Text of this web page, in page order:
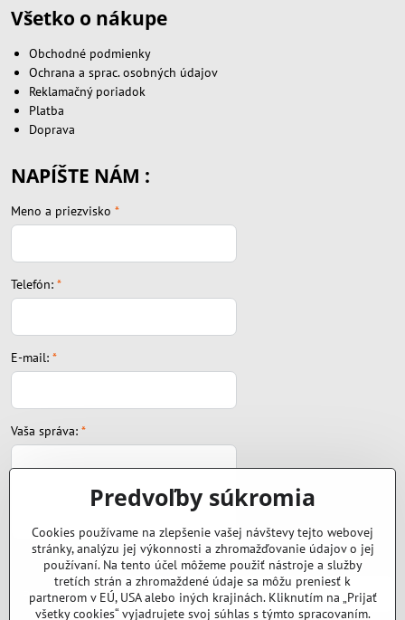
Všetko o nákupe
Obchodné podmienky
Ochrana a sprac. osobných údajov
Reklamačný poriadok
Platba
Doprava
NAPÍŠTE NÁM :
Meno a priezvisko *
Telefón: *
E-mail: *
Vaša správa: *
Súbor:
Predvoľby súkromia
Cookies používame na zlepšenie vašej návštevy tejto webovej
stránky, analýzu jej výkonnosti a zhromažďovanie údajov o jej
používaní. Na tento účel môžeme použiť nástroje a služby
tretích strán a zhromaždené údaje sa môžu preniesť k
partnerom v EÚ, USA alebo iných krajinách. Kliknutím na „Prijať
všetky cookies“ vyjadrujete svoj súhlas s týmto spracovaním.